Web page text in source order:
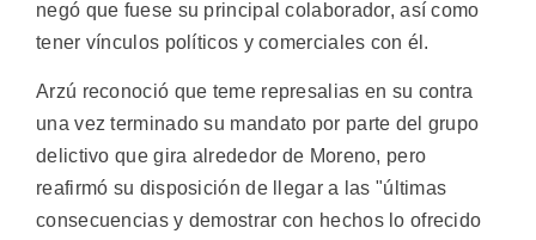
negó que fuese su principal colaborador, así como
tener vínculos políticos y comerciales con él.
Arzú reconoció que teme represalias en su contra
una vez terminado su mandato por parte del grupo
delictivo que gira alrededor de Moreno, pero
reafirmó su disposición de llegar a las "últimas
consecuencias y demostrar con hechos lo ofrecido